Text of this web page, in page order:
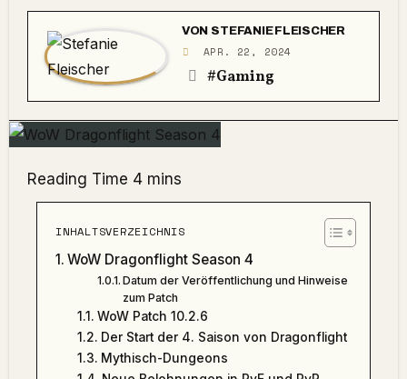
VON STEFANIE FLEISCHER
APR. 22, 2024
#Gaming
INHALTSVERZEICHNIS
WoW Dragonflight Season 4
Datum der Veröffentlichung und Hinweise
zum Patch
WoW Patch 10.2.6
Der Start der 4. Saison von Dragonflight
Mythisch-Dungeons